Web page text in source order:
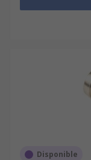
Disponible